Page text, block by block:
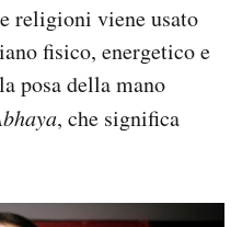
religioni viene usato
fisico, energetico e
posa della mano
, che significa